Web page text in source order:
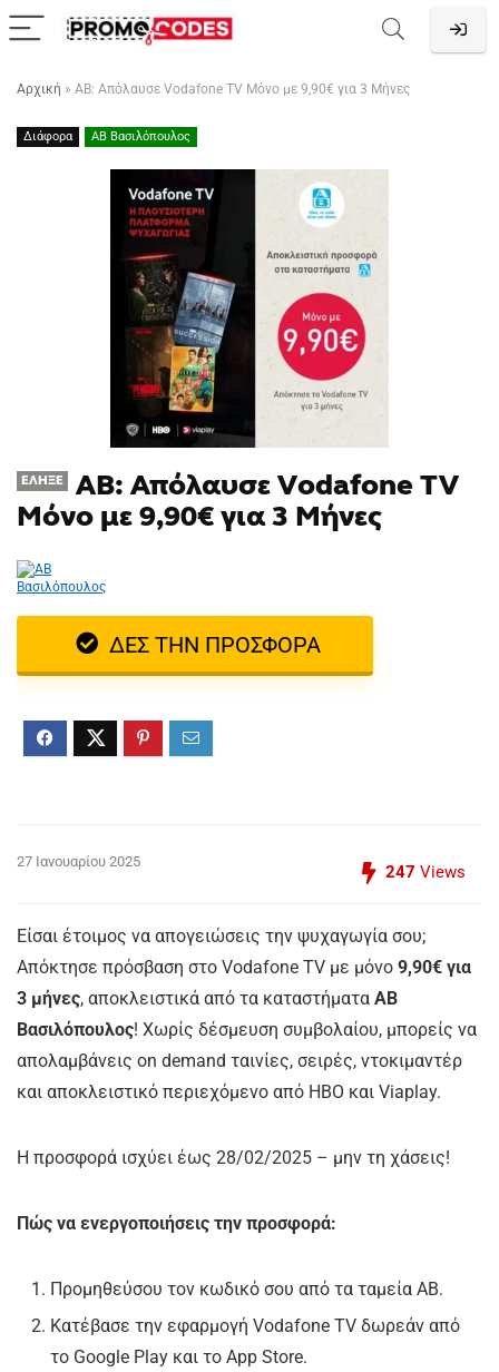
Αρχική » ΑΒ: Απόλαυσε Vodafone TV Μόνο με 9,90€ για 3 Μήνες
Διάφορα ΑΒ Βασιλόπουλος
ΈΛΗΞΕ
ΑΒ: Απόλαυσε Vodafone TV
Μόνο με 9,90€ για 3 Μήνες
ΔΕΣ ΤΗΝ ΠΡΟΣΦΟΡΑ
27 Ιανουαρίου 2025
247 Views
Είσαι έτοιμος να απογειώσεις την ψυχαγωγία σου;
Απόκτησε πρόσβαση στο Vodafone TV με μόνο 9,90€ για
3 μήνες, αποκλειστικά από τα καταστήματα ΑΒ
Βασιλόπουλος! Χωρίς δέσμευση συμβολαίου, μπορείς να
απολαμβάνεις on demand ταινίες, σειρές, ντοκιμαντέρ
και αποκλειστικό περιεχόμενο από HBO και Viaplay.
Η προσφορά ισχύει έως 28/02/2025 – μην τη χάσεις!
Πώς να ενεργοποιήσεις την προσφορά:
Προμηθεύσου τον κωδικό σου από τα ταμεία ΑΒ.
Κατέβασε την εφαρμογή Vodafone TV δωρεάν από
το Google Play και το App Store.